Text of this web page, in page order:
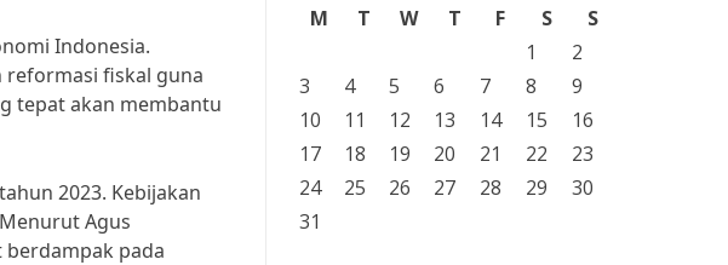
Indonesia.
reformasi fiskal guna
tepat akan membantu
2023. Kebijakan
Agus
pada
M
T W T F S
S
1
2
3
4 5 6 7 8
9
10
11 12 13 14 15
16
17
18 19 20 21 22
23
24
25 26 27 28 29
30
31